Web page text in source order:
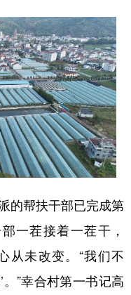
帮扶干部已完成第
一茬接着一茬干，
从未改变。“我们不
。”幸合村第一书记高